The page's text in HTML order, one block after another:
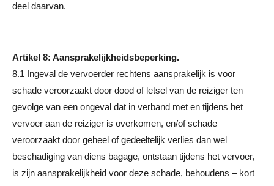
deel daarvan.
Artikel 8: Aansprakelijkheidsbeperking.
8.1 Ingeval de vervoerder rechtens aansprakelijk is voor
schade veroorzaakt door dood of letsel van de reiziger ten
gevolge van een ongeval dat in verband met en tijdens het
vervoer aan de reiziger is overkomen, en/of schade
veroorzaakt door geheel of gedeeltelijk verlies dan wel
beschadiging van diens bagage, ontstaan tijdens het vervoer,
is zijn aansprakelijkheid voor deze schade, behoudens – kort